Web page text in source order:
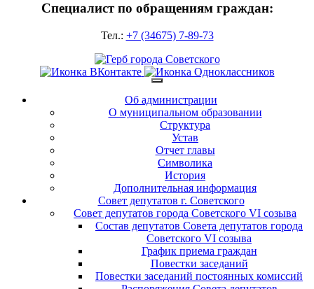
Специалист по обращениям граждан:
Тел.: +7 (34675) 7-89-73
Об администрации
О муниципальном образовании
Структура
Устав
Отчет главы
Символика
История
Дополнительная информация
Совет депутатов г. Советского
Совет депутатов города Советского VI созыва
Состав депутатов Совета депутатов города
Советского VI созыва
График приема граждан
Повестки заседаний
Повестки заседаний постоянных комиссий